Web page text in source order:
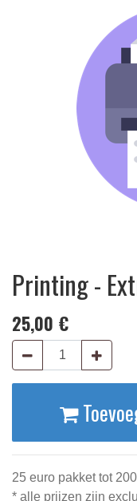
Printing -
25,00 €
25 euro pakket tot
* alle prijzen zijn